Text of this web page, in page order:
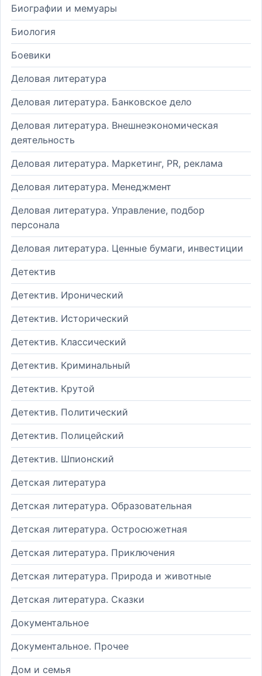
Биографии и мемуары
Биология
Боевики
Деловая литература
Деловая литература. Банковское дело
Деловая литература. Внешнеэкономическая
деятельность
Деловая литература. Маркетинг, PR, реклама
Деловая литература. Менеджмент
Деловая литература. Управление, подбор
персонала
Деловая литература. Ценные бумаги, инвестиции
Детектив
Детектив. Иронический
Детектив. Исторический
Детектив. Классический
Детектив. Криминальный
Детектив. Крутой
Детектив. Политический
Детектив. Полицейский
Детектив. Шпионский
Детская литература
Детская литература. Образовательная
Детская литература. Остросюжетная
Детская литература. Приключения
Детская литература. Природа и животные
Детская литература. Сказки
Документальное
Документальное. Прочее
Дом и семья